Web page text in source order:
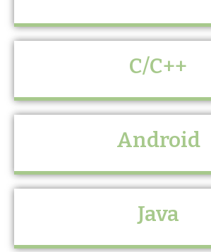
C/C++
Android
Java